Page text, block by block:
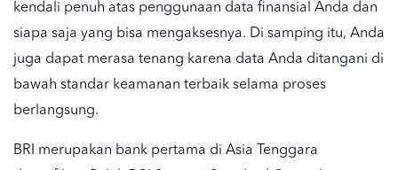
kendali penuh atas penggunaan data finansial Anda dan
siapa saja yang bisa mengaksesnya. Di samping itu, Anda
juga dapat merasa tenang karena data Anda ditangani di
bawah standar keamanan terbaik selama proses
berlangsung.
BRI merupakan bank pertama di Asia Tenggara